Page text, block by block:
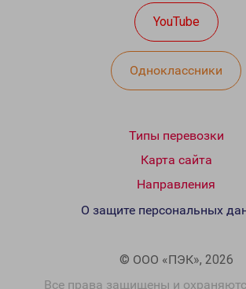
YouTube
Одноклассники
Типы перевозки
Карта сайта
Направления
© ООО «ПЭК», 2026
Все права защищены и
О защите персональных